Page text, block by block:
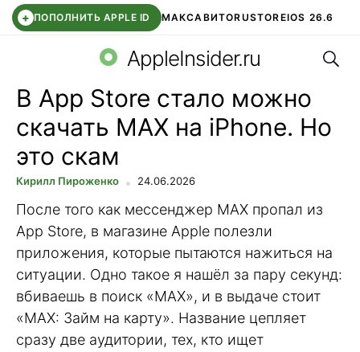
+ ПОПОЛНИТЬ APPLE ID МАКСАВИТОRUSTOREIOS 26.6
СБЕР КИДС ВТБ ОНЛАЙН ЧАТ В ROBLOX
AppleInsider.ru
В App Store стало можно
скачать MAX на iPhone. Но
это скам
Кирилл Пироженко 24.06.2026
После того как мессенджер MAX пропал из
App Store, в магазине Apple полезли
приложения, которые пытаются нажиться на
ситуации. Одно такое я нашёл за пару секунд:
вбиваешь в поиск «MAX», и в выдаче стоит
«MAX: Займ на карту». Название цепляет
сразу две аудитории, тех, кто ищет